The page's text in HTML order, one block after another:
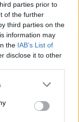
parties prior to
of the further
third parties on the
information may
the IAB’s List of
disclose it to other
una
reducirá